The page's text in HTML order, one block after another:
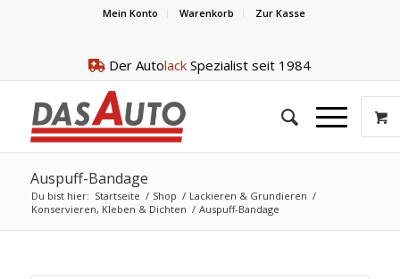
Mein Konto Warenkorb Zur Kasse
Der Autolack Spezialist seit 1984
Auspuff-Bandage
Du bist hier: Startseite / Shop / Lackieren & Grundieren /
Konservieren, Kleben & Dichten / Auspuff-Bandage